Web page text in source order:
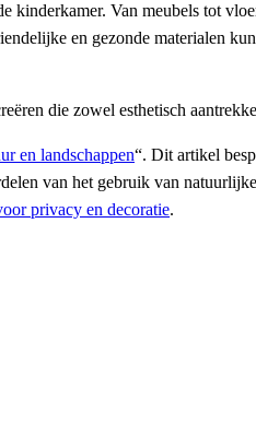
Van meubels tot
en gezonde materialen
die zowel esthetisch
en landschappen“. Dit artikel
van het gebruik van
privacy en decoratie.